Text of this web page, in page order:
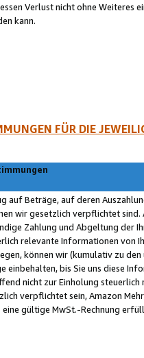
Verlust nicht ohne Weiteres
kann.
FÜR DIE
auf Beträge, auf deren
wir gesetzlich verpflichtet
Zahlung und Abgeltung der
relevante Informationen von
können wir (kumulativ zu
einbehalten, bis Sie uns diese
nicht zur Einholung
verpflichtet sein, Amazon
eine gültige MwSt.-Rechnung